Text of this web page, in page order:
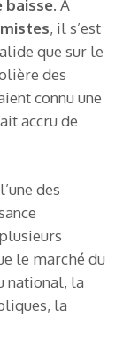
baisse. A
, il s’est
que sur le
des
connu une
accru de
des
le marché du
national, la
la